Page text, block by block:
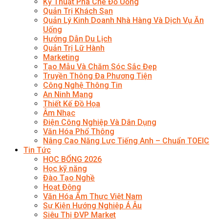
Quản Trị Khách Sạn
Quản Lý Kinh Doanh Nhà Hàng Và Dịch Vụ Ăn
Uống
Hướng Dẫn Du Lịch
Quản Trị Lữ Hành
Marketing
Tạo Mẫu Và Chăm Sóc Sắc Đẹp
Truyền Thông Đa Phương Tiện
Công Nghệ Thông Tin
An Ninh Mạng
Thiết Kế Đồ Họa
Âm Nhạc
Điện Công Nghiệp Và Dân Dụng
Văn Hóa Phổ Thông
Nâng Cao Năng Lực Tiếng Anh – Chuẩn TOEIC
Tin Tức
HỌC BỔNG 2026
Học kỹ năng
Đào Tạo Nghề
Hoạt Động
Văn Hóa Ẩm Thực Việt Nam
Sự Kiện Hướng Nghiệp Á Âu
Siêu Thị ĐVP Market